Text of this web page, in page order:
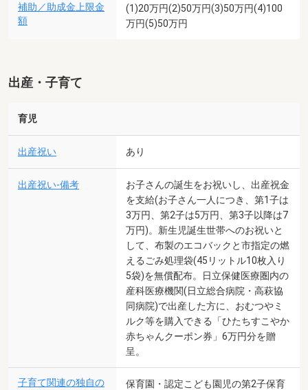
補助／助成金上限金
額
(1)20万円(2)50万円(3)50万円(4)100
万円(5)50万円
出産・子育て
育児
出産祝い あり
出産祝い-備考
お子さんの誕生をお祝いし、出産祝金
を支給(お子さん一人につき、第1子は
3万円、第2子は5万円、第3子以降は7
万円)。新生児誕生世帯へのお祝いと
して、布製のエコバックと市指定の燃
えるごみ処理袋(45リットル10枚入り
5袋)を無償配布。日立保健医療圏内の
産科医療機関(日立総合病院・高萩協
同病院)で出産した方に、おむつやミ
ルク等を購入できる「ひたちすこやか
赤ちゃんクーポン券」6万円分を贈
呈。
子育て関連の独自の 保育園・認定こども園児の第2子保育